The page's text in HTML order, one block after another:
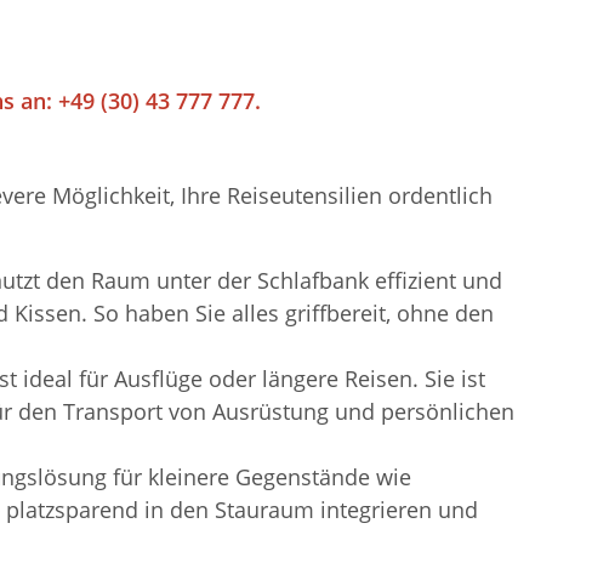
an: +49 (30) 43 777 777.
Möglichkeit, Ihre Reiseutensilien ordentlich
den Raum unter der Schlafbank effizient und
So haben Sie alles griffbereit, ohne den
ideal für Ausflüge oder längere Reisen. Sie ist
den Transport von Ausrüstung und persönlichen
für kleinere Gegenstände wie
in den Stauraum integrieren und